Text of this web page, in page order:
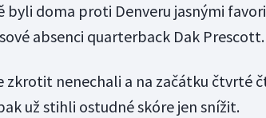
byli doma proti Denveru jasnými
absenci quarterback Dak Prescott.
zkrotit nenechali a na začátku čtvrté
už stihli ostudné skóre jen snížit.